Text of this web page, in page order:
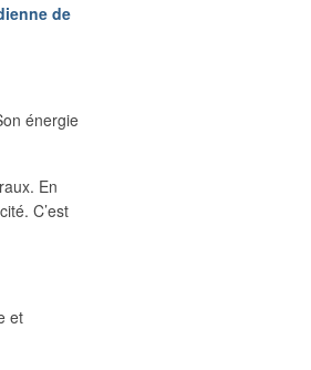
de
énergie
En
C’est
et